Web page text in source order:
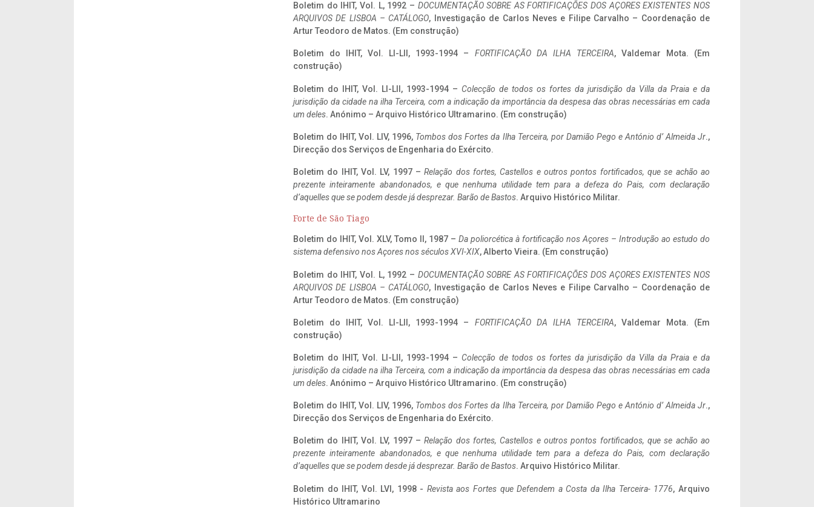
Boletim do IHIT, Vol. L, 1992 – DOCUMENTAÇÃO SOBRE AS FORTIFICAÇÕES DOS AÇORES EXISTENTES NOS
ARQUIVOS DE LISBOA – CATÁLOGO, Investigação de Carlos Neves e Filipe Carvalho – Coordenação de
Artur Teodoro de Matos. (Em construção)
Boletim do IHIT, Vol. LI-LII, 1993-1994 – FORTIFICAÇÃO DA ILHA TERCEIRA, Valdemar Mota. (Em
construção)
Boletim do IHIT, Vol. LI-LII, 1993-1994 – Colecção de todos os fortes da jurisdição da Villa da Praia e da
jurisdição da cidade na ilha Terceira, com a indicação da importância da despesa das obras necessárias em cada
um deles. Anónimo – Arquivo Histórico Ultramarino. (Em construção)
Boletim do IHIT, Vol. LIV, 1996, Tombos dos Fortes da Ilha Terceira, por Damião Pego e António d’ Almeida Jr.,
Direcção dos Serviços de Engenharia do Exército.
Boletim do IHIT, Vol. LV, 1997 –Relação dos fortes, Castellos e outros pontos fortificados, que se achão ao
prezente inteiramente abandonados, e que nenhuma utilidade tem para a defeza do Pais, com declaração
d’aquelles que se podem desde já desprezar. Barão de Bastos. Arquivo Histórico Militar.
Forte de São Tiago
Boletim do IHIT, Vol. XLV, Tomo II, 1987 – Da poliorcética à fortificação nos Açores – Introdução ao estudo do
sistema defensivo nos Açores nos séculos XVI-XIX, Alberto Vieira. (Em construção)
Boletim do IHIT, Vol. L, 1992 – DOCUMENTAÇÃO SOBRE AS FORTIFICAÇÕES DOS AÇORES EXISTENTES NOS
ARQUIVOS DE LISBOA – CATÁLOGO, Investigação de Carlos Neves e Filipe Carvalho – Coordenação de
Artur Teodoro de Matos. (Em construção)
Boletim do IHIT, Vol. LI-LII, 1993-1994 – FORTIFICAÇÃO DA ILHA TERCEIRA, Valdemar Mota. (Em
construção)
Boletim do IHIT, Vol. LI-LII, 1993-1994 – Colecção de todos os fortes da jurisdição da Villa da Praia e da
jurisdição da cidade na ilha Terceira, com a indicação da importância da despesa das obras necessárias em cada
um deles. Anónimo – Arquivo Histórico Ultramarino. (Em construção)
Boletim do IHIT, Vol. LIV, 1996, Tombos dos Fortes da Ilha Terceira, por Damião Pego e António d’ Almeida Jr.,
Direcção dos Serviços de Engenharia do Exército.
Boletim do IHIT, Vol. LV, 1997 –Relação dos fortes, Castellos e outros pontos fortificados, que se achão ao
prezente inteiramente abandonados, e que nenhuma utilidade tem para a defeza do Pais, com declaração
d’aquelles que se podem desde já desprezar. Barão de Bastos. Arquivo Histórico Militar.
Boletim do IHIT, Vol. LVI, 1998 - Revista aos Fortes que Defendem a Costa da Ilha Terceira- 1776, Arquivo
Histórico Ultramarino